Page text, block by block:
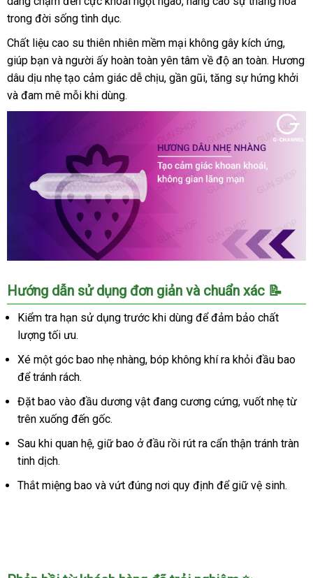
hộp
120
cái
-
Siêu
mỏng
kích
thích
trong đời sống tình dục.
Chất liệu cao su thiên nhiên mềm mại không gây kích ứng,
giúp bạn và người ấy hoàn toàn yên tâm về độ an toàn. Hương
dâu dịu nhẹ tạo cảm giác dễ chịu, gần gũi, tăng sự hứng khởi
và đam mê mỗi khi dùng.
Bao
cao
su
Human
hương
dâu
hộp
cái
-
mỏng
kích
thích
Hướng dẫn sử dụng đơn giản và chuẩn xác 📝
Kiểm tra hạn sử dụng trước khi dùng để đảm bảo chất
lượng tối ưu.
Xé một góc bao nhẹ nhàng, bóp không khí ra khỏi đầu bao
để tránh rách.
Đặt bao vào đầu dương vật đang cương cứng, vuốt nhẹ từ
trên xuống đến gốc.
Sau khi quan hệ, giữ bao ở đầu rồi rút ra cẩn thận tránh tràn
tinh dịch.
Thắt miệng bao và vứt đúng nơi quy định để giữ vệ sinh.